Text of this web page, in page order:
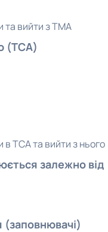
та вийти з TMA
(TCA)
TCA та вийти з нього
залежно від